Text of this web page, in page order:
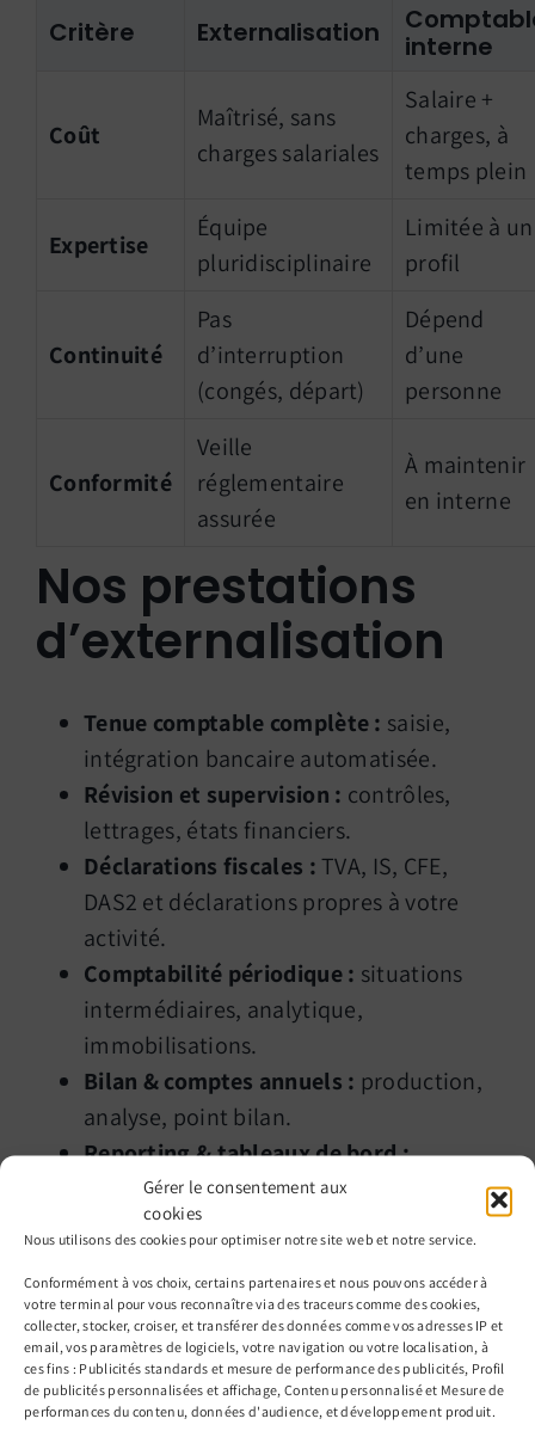
Gérer le consentement aux
cookies
Nous utilisons des cookies pour optimiser notre site web et notre service.
Conformément à vos choix, certains partenaires et nous pouvons accéder à
votre terminal pour vous reconnaître via des traceurs comme des cookies,
collecter, stocker, croiser, et transférer des données comme vos adresses IP et
email, vos paramètres de logiciels, votre navigation ou votre localisation, à
ces fins : Publicités standards et mesure de performance des publicités, Profil
de publicités personnalisées et affichage, Contenu personnalisé et Mesure de
performances du contenu, données d'audience, et développement produit.
Critère Externalisation
interne
Coût
Maîtrisé, sans
charges salariales
Salaire +
charges, à
temps plein
Expertise
Équipe
pluridisciplinaire
Limitée à un
profil
Continuité
Pas
d’interruption
(congés, départ)
Dépend
d’une
personne
Conformité
Veille
réglementaire
assurée
À maintenir
en interne
Nos prestations
d’externalisation
Tenue comptable complète : saisie,
intégration bancaire automatisée.
Révision et supervision : contrôles,
lettrages, états financiers.
Déclarations fiscales :TVA, IS, CFE,
DAS2 et déclarations propres à votre
activité.
Comptabilité périodique : situations
intermédiaires, analytique,
immobilisations.
Bilan & comptes annuels : production,
analyse, point bilan.
Reporting & tableaux de bord :
indicateurs clés, pilotage personnalisé.
La CVAE reste due en 2026 par les
entreprises dont le CA HT dépasse 500
000 € (déclaration dès 152 500 €), mais
elle esten voie d’extinction: sa